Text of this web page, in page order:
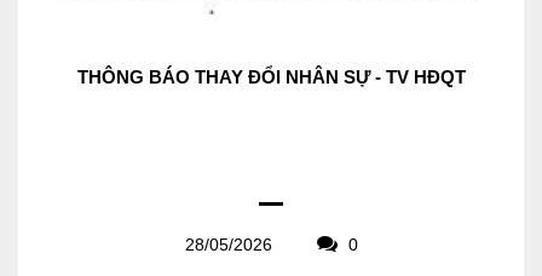
THÔNG BÁO THAY ĐỔI NHÂN SỰ - TV HĐQT
28/05/2026 0